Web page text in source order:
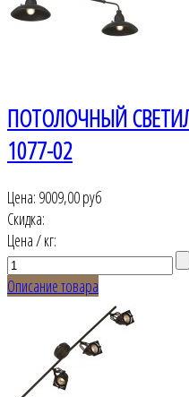
ПОТОЛОЧНЫЙ
1077-02
Цена: 9009,00 руб
Скидка:
Цена / кг:
Описание товара